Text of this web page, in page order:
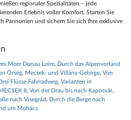
regionaler Spezialitäten – jede
Erlebnis voller Komfort. Starten Sie
Pannonien und sichern Sie sich Ihre exklusive
Meer Donau Loire Durch das Alpenvorland
Örség Mecsek- und Villány-Gebirge Von
Flüsse Fahrradweg Varianten in
II
Von der Drau bis nach Kaposvár
nach Visegrád
Durch die Berge nach
um Mohács